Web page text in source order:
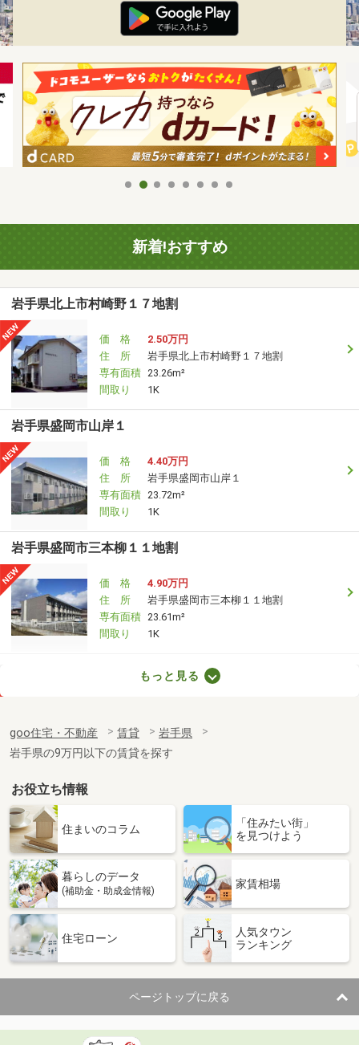
新着!おすすめ
岩手県北上市村崎野１７地割
価 格
2.50万円
住 所
岩手県北上市村崎野１７地割
専有面積 23.26m²
間取り
1K
岩手県盛岡市山岸１
価 格
4.40万円
住 所
岩手県盛岡市山岸１
専有面積 23.72m²
間取り
1K
岩手県盛岡市三本柳１１地割
価 格
4.90万円
住 所
岩手県盛岡市三本柳１１地割
専有面積 23.61m²
間取り
1K
専有面積
23.61m²
間取り
1K
岩手県盛岡市長田町
価 格
5.40万円
岩手県盛岡市長田町
専有面積 27.59m²
間取り
岩手県盛岡市本町通３
住 所
岩手県盛岡市本町通３
専有面積 20.81m²
間取り
1K
岩手県盛岡市津志田西２
もっと見る
goo住宅・不動産 賃貸
岩手県
岩手県の9万円以下の賃貸を探す
お役立ち情報
住まいのコラム
「住みたい街」
を見つけよう
暮らしのデータ
(補助金・助成金情報)
家賃相場
住宅ローン
人気タウン
ランキング
ページトップに戻る